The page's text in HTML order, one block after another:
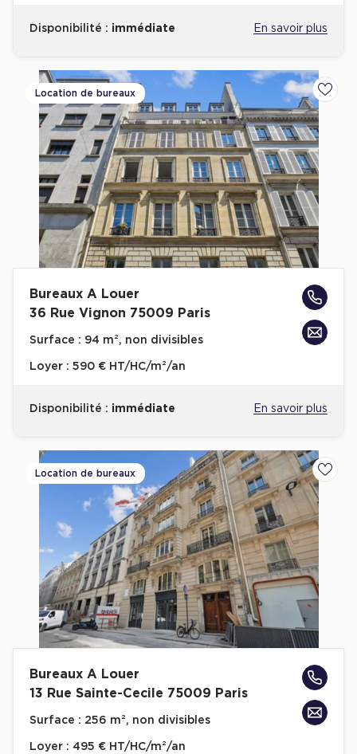
Disponibilité : immédiate En savoir plus
Location de bureaux
Bureaux A Louer
36 Rue Vignon 75009 Paris
Surface : 94 m², non divisibles
Loyer : 590 € HT/HC/m²/an
Disponibilité : immédiate En savoir plus
Location de bureaux
Bureaux A Louer
13 Rue Sainte-Cecile 75009 Paris
Surface : 256 m², non divisibles
Loyer : 495 € HT/HC/m²/an